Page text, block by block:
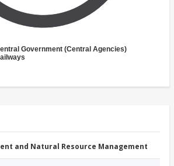
Government (Central Agencies)
and Natural Resource Management